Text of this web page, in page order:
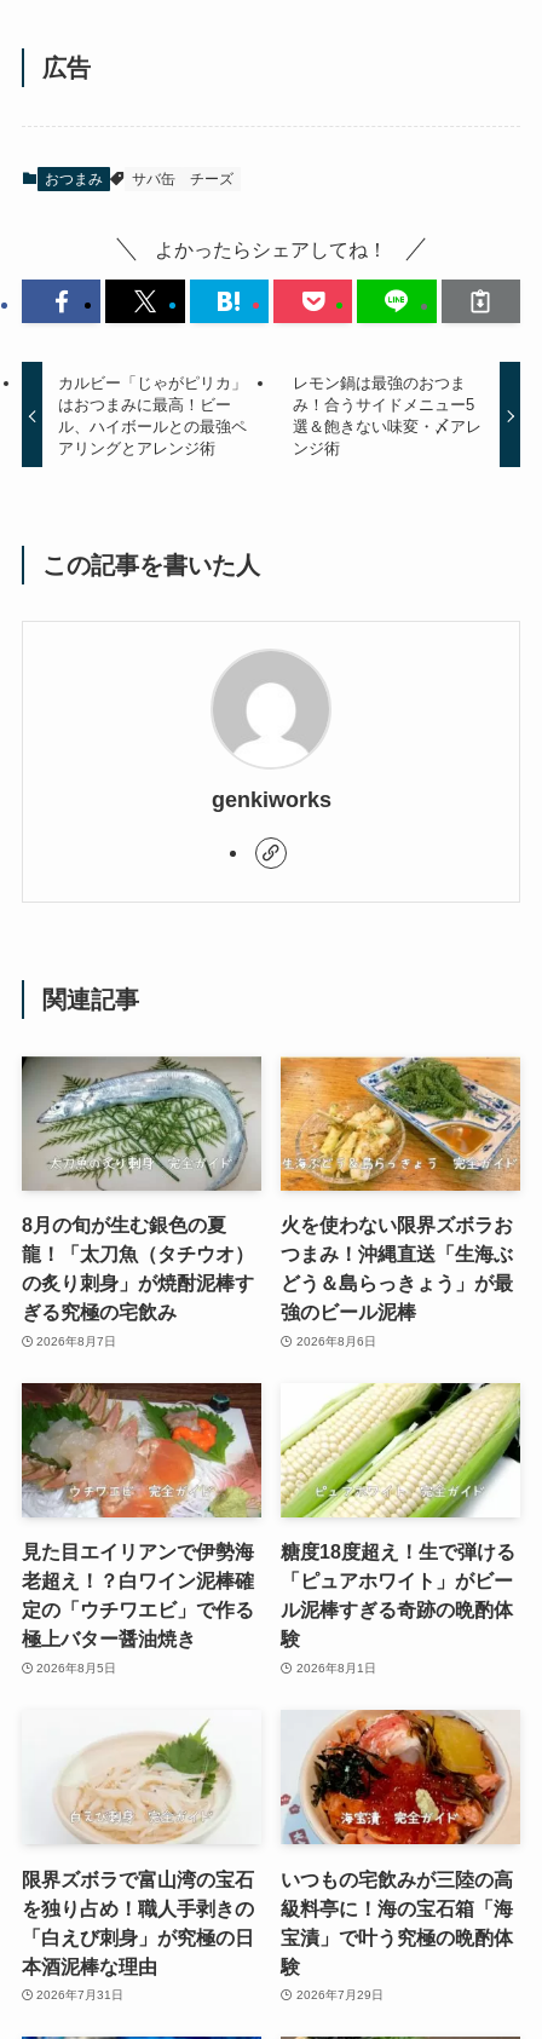
広告
おつまみ サバ缶 チーズ
よかったらシェアしてね！
カルビー「じゃがピリカ」
はおつまみに最高！ビー
ル、ハイボールとの最強ペ
アリングとアレンジ術
レモン鍋は最強のおつま
み！合うサイドメニュー5
選＆飽きない味変・〆アレ
ンジ術
この記事を書いた人
genkiworks
関連記事
8月の旬が生む銀色の夏
龍！「太刀魚（タチウオ）
の炙り刺身」が焼酎泥棒す
ぎる究極の宅飲み
2026年8月7日
火を使わない限界ズボラお
つまみ！沖縄直送「生海ぶ
どう＆島らっきょう」が最
強のビール泥棒
2026年8月6日
見た目エイリアンで伊勢海
老超え！？白ワイン泥棒確
定の「ウチワエビ」で作る
極上バター醤油焼き
2026年8月5日
糖度18度超え！生で弾ける
「ピュアホワイト」がビー
ル泥棒すぎる奇跡の晩酌体
験
2026年8月1日
限界ズボラで富山湾の宝石
を独り占め！職人手剥きの
「白えび刺身」が究極の日
本酒泥棒な理由
2026年7月31日
いつもの宅飲みが三陸の高
級料亭に！海の宝石箱「海
宝漬」で叶う究極の晩酌体
験
2026年7月29日